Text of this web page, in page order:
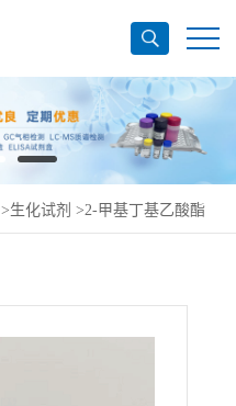
>生化试剂 >2-甲基丁基乙酸酯